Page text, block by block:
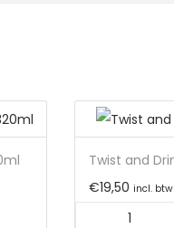
Twist and
€19,50 incl. btw